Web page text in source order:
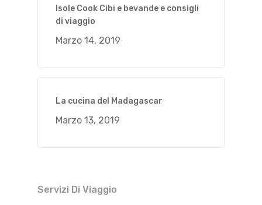
Isole Cook Cibi e bevande e consigli
di viaggio
Marzo 14, 2019
La cucina del Madagascar
Marzo 13, 2019
Servizi Di Viaggio